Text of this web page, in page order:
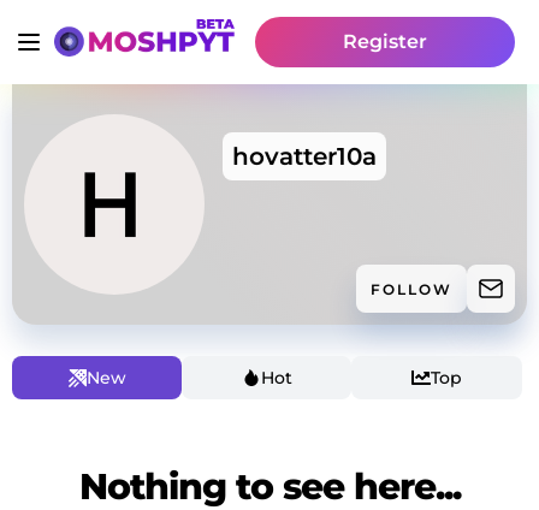
Register
hovatter10a
FOLLOW
New Hot Top
Nothing to see here...